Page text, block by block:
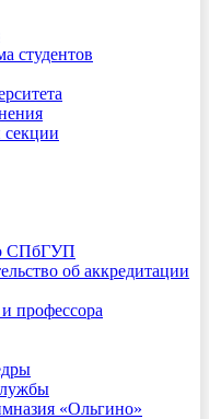
студентов
СПбГУП
об аккредитации
профессора
«Ольгино»